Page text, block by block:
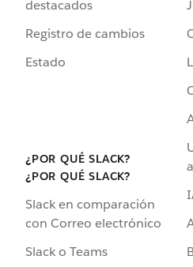
destacados
Registro de cambios
Estado
¿POR QUÉ SLACK?
¿POR QUÉ SLACK?
Slack en comparación
con Correo electrónico
Slack o Teams